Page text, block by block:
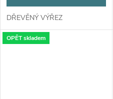
DŘEVĚNÝ VÝŘEZ
OPĚT skladem